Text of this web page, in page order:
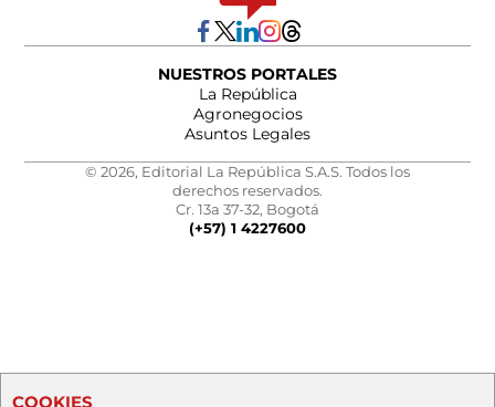
NUESTROS PORTALES
La República
Agronegocios
Asuntos Legales
© 2026, Editorial La República S.A.S. Todos los
derechos reservados.
Cr. 13a 37-32, Bogotá
(+57) 1 4227600
COOKIES